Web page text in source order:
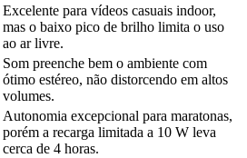
Excelente para vídeos casuais indoor,
mas o baixo pico de brilho limita o uso
ao ar livre.
Som preenche bem o ambiente com
ótimo estéreo, não distorcendo em altos
volumes.
Autonomia excepcional para maratonas,
porém a recarga limitada a 10 W leva
cerca de 4 horas.